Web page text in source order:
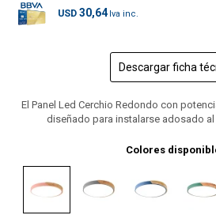
USD 30,64
Descargar ficha
El Panel Led Cerchio Redondo con
diseñado para instalarse adosado al
Colores